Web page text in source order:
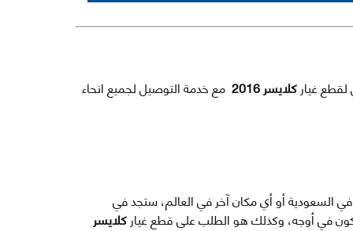
غيار كلايسر 2016 مع خدمة التوصيل لجميع انحاء
في السعودية أو أي مكان آخر في العالم، ستجد في
في أوجه، وكذلك هو الطلب على قطع غيار كلايسر